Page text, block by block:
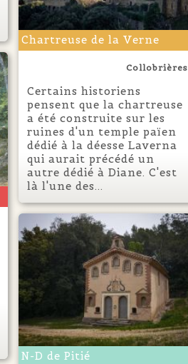
Chartreuse de la Verne
Collobrières
Certains historiens
pensent que la chartreuse
a été construite sur les
ruines d'un temple païen
dédié à la déesse Laverna
qui aurait précédé un
autre dédié à Diane. C'est
là l'une des...
N-D de Pitié